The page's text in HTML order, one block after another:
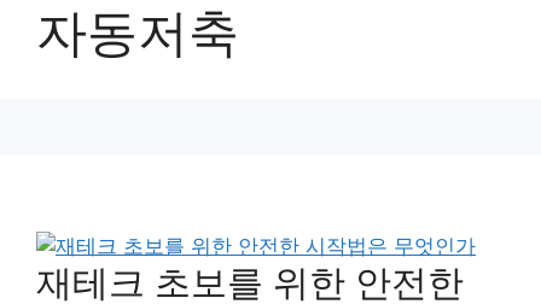
자동저축
재테크 초보를 위한 안전한